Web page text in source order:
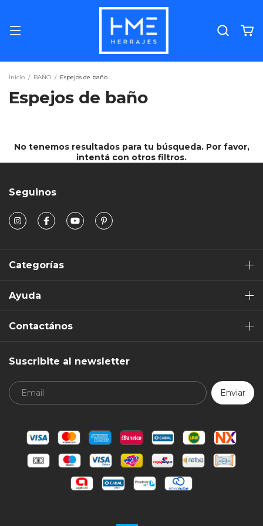
Inicio / BAÑO / Espejos de baño
Espejos de baño
No tenemos resultados para tu búsqueda. Por favor,
intentá con otros filtros.
Seguinos
Categorías
Ayuda
Contactános
Suscribite al newsletter